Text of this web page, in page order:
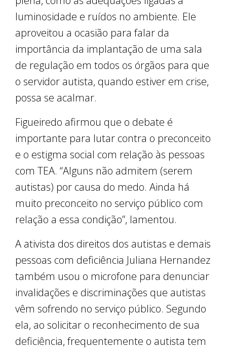
luminosidade e ruídos no ambiente. Ele
aproveitou a ocasião para falar da
importância da implantação de uma sala
de regulação em todos os órgãos para que
o servidor autista, quando estiver em crise,
possa se acalmar.
Figueiredo afirmou que o debate é
importante para lutar contra o preconceito
e o estigma social com relação às pessoas
com TEA. “Alguns não admitem (serem
autistas) por causa do medo. Ainda há
muito preconceito no serviço público com
relação a essa condição”, lamentou.
A ativista dos direitos dos autistas e demais
pessoas com deficiência Juliana Hernandez
também usou o microfone para denunciar
invalidações e discriminações que autistas
vêm sofrendo no serviço público. Segundo
ela, ao solicitar o reconhecimento de sua
deficiência, frequentemente o autista tem